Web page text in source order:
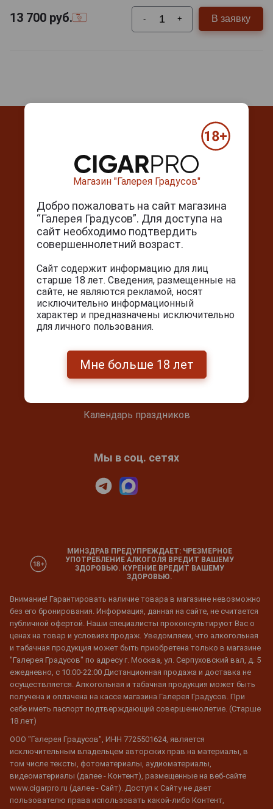
13 700 руб. - + В заявку
Контакты
г. Москва, Серпуховский вал, д. 5
Ежедневно с 10:00 до 22:00
+7(495) 644-59-95
Покупателям
Контакты
Блог
Подарочный сертификат
Календарь праздников
Мы в соц. сетях
МИНЗДРАВ ПРЕДУПРЕЖДАЕТ: ЧРЕЗМЕРНОЕ
УПОТРЕБЛЕНИЕ АЛКОГОЛЯ ВРЕДИТ ВАШЕМУ
ЗДОРОВЬЮ. КУРЕНИЕ ВРЕДИТ ВАШЕМУ
ЗДОРОВЬЮ.
Внимание! Гарантировать наличие товара в магазине невозможно
без его бронирования. Информация, данная на сайте, не считается
публичной офертой. Наши специалисты проконсультируют Вас о
ценах на товар и условиях продаж. Уведомляем, что алкогольная
и табачная продукция может быть приобретена только в магазине
"Галерея Градусов" по адресу г. Москва, ул. Серпуховский вал, д. 5
ежедневно, с 10:00-22:00 Дистанционная продажа и доставка не
осуществляется. Алкогольная и табачная продукция может быть
получена и оплачена на кассе магазина Галерея Градусов. При
себе иметь паспорт подтверждающий совершеннолетие. (Старше
18 лет)
ООО "Галерея Градусов", ИНН 7725501624, является
исключительным владельцем авторских прав на материалы, в
том числе тексты, фотоматериалы, аудиоматериалы,
видеоматериалы (далее - Контент), размещенные на веб-сайте
www.cigarpro.ru (далее - Сайт). Доступ к Сайту не дает
пользователю права использовать какой-либо Контент,
Магазин "Галерея Градусов"
Добро пожаловать на сайт магазина
“Галерея Градусов”. Для доступа на
сайт необходимо подтвердить
совершеннолетний возраст.
Сайт содержит информацию для лиц
старше 18 лет. Сведения, размещенные на
сайте, не являются рекламой, носят
исключительно информационный
характер и предназначены исключительно
для личного пользования.
Мне больше 18 лет